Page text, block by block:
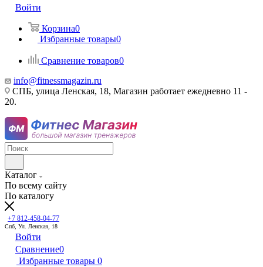
Войти
Корзина0
Избранные товары0
Сравнение товаров0
info@fitnessmagazin.ru
СПБ, улица Ленская, 18, Магазин работает ежедневно 11 -
20.
Каталог
По всему сайту
По каталогу
+7 812-458-04-77
Спб, Ул. Ленская, 18
Войти
Сравнение0
Избранные товары 0